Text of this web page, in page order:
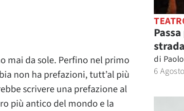
mai da sole. Perfino nel primo
non ha prefazioni, tutt’al più
scrivere una prefazione al
più antico del mondo e la
di
6